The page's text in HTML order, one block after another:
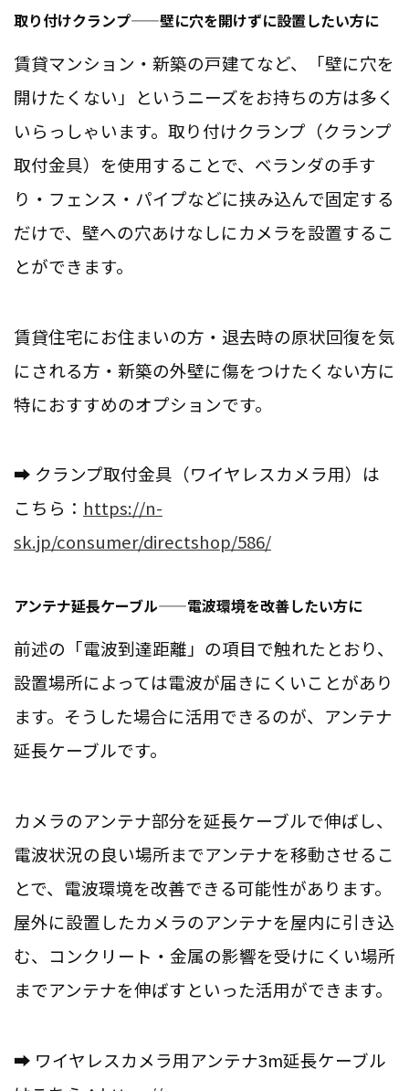
取り付けクランプ——壁に穴を開けずに設置したい方に
賃貸マンション・新築の戸建てなど、「壁に穴を
開けたくない」というニーズをお持ちの方は多く
いらっしゃいます。取り付けクランプ（クランプ
取付金具）を使用することで、ベランダの手す
り・フェンス・パイプなどに挟み込んで固定する
だけで、壁への穴あけなしにカメラを設置するこ
とができます。
賃貸住宅にお住まいの方・退去時の原状回復を気
にされる方・新築の外壁に傷をつけたくない方に
特におすすめのオプションです。
➡ クランプ取付金具（ワイヤレスカメラ用）は
こちら： https://n-
sk.jp/consumer/directshop/586/
アンテナ延長ケーブル——電波環境を改善したい方に
前述の「電波到達距離」の項目で触れたとおり、
設置場所によっては電波が届きにくいことがあり
ます。そうした場合に活用できるのが、アンテナ
延長ケーブルです。
カメラのアンテナ部分を延長ケーブルで伸ばし、
電波状況の良い場所までアンテナを移動させるこ
とで、電波環境を改善できる可能性があります。
屋外に設置したカメラのアンテナを屋内に引き込
む、コンクリート・金属の影響を受けにくい場所
までアンテナを伸ばすといった活用ができます。
➡ ワイヤレスカメラ用アンテナ3m延長ケーブル